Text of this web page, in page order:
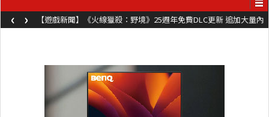
【遊戲新聞】《火線獵殺：野境》25週年免費DLC更新 追加大量內
容同時系舊作限時超平價折扣
‹ ›